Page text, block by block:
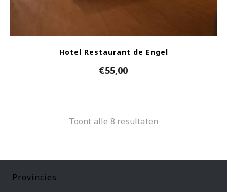
Hotel Restaurant de Engel
€55,00
Toont alle 8 resultaten
Provincies